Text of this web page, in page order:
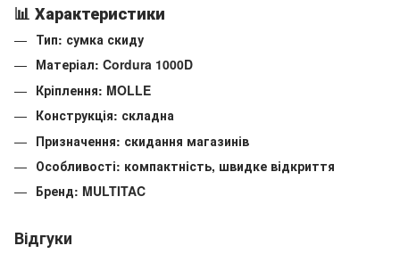
📊 Характеристики
Тип: сумка скиду
Матеріал: Cordura 1000D
Кріплення: MOLLE
Конструкція: складна
Призначення: скидання магазинів
Особливості: компактність, швидке відкриття
Бренд: MULTITAC
Відгуки